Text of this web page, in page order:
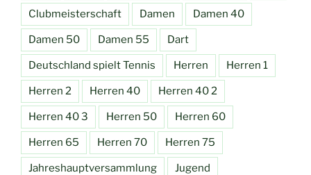
Clubmeisterschaft Damen Damen 40
Damen 50 Damen 55 Dart
Deutschland spielt Tennis Herren Herren 1
Herren 2 Herren 40 Herren 40 2
Herren 40 3 Herren 50 Herren 60
Herren 65 Herren 70 Herren 75
Jahreshauptversammlung Jugend